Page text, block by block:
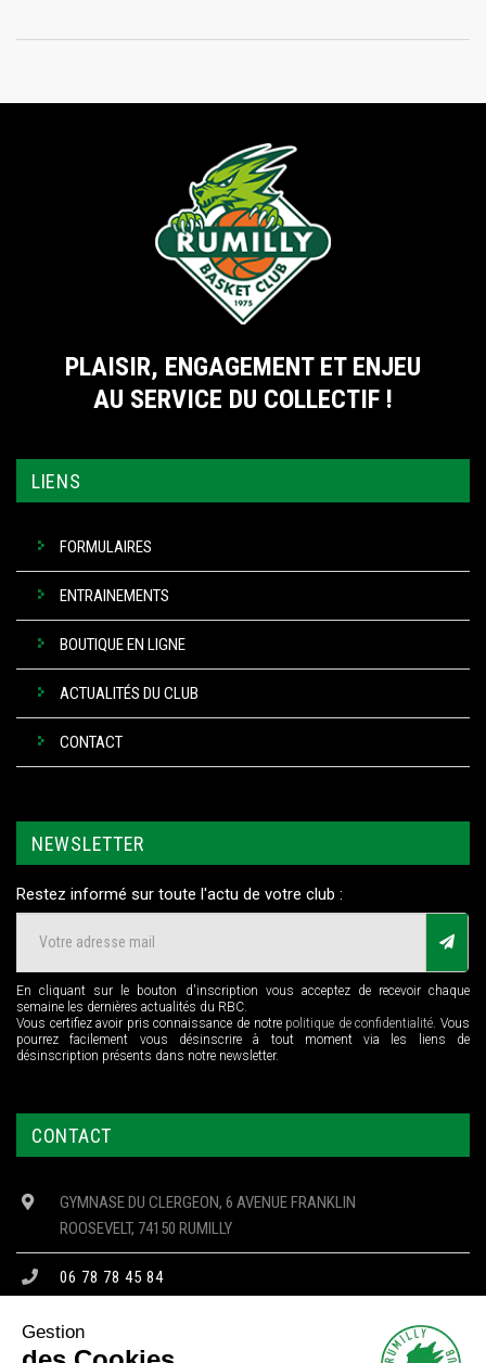
PLAISIR, ENGAGEMENT ET ENJEU
AU SERVICE DU COLLECTIF !
LIENS
FORMULAIRES
ENTRAINEMENTS
BOUTIQUE EN LIGNE
ACTUALITÉS DU CLUB
CONTACT
NEWSLETTER
Restez informé sur toute l'actu de votre club :
En cliquant sur le bouton d'inscription vous acceptez de recevoir chaque
semaine les dernières actualités du RBC.
Vous certifiez avoir pris connaissance de notre politique de confidentialité. Vous
pourrez facilement vous désinscrire à tout moment via les liens de
désinscription présents dans notre newsletter.
CONTACT
GYMNASE DU CLERGEON, 6 AVENUE FRANKLIN
ROOSEVELT, 74150 RUMILLY
06 78 78 45 84
CONTACT@RBC74.FR
Gestion